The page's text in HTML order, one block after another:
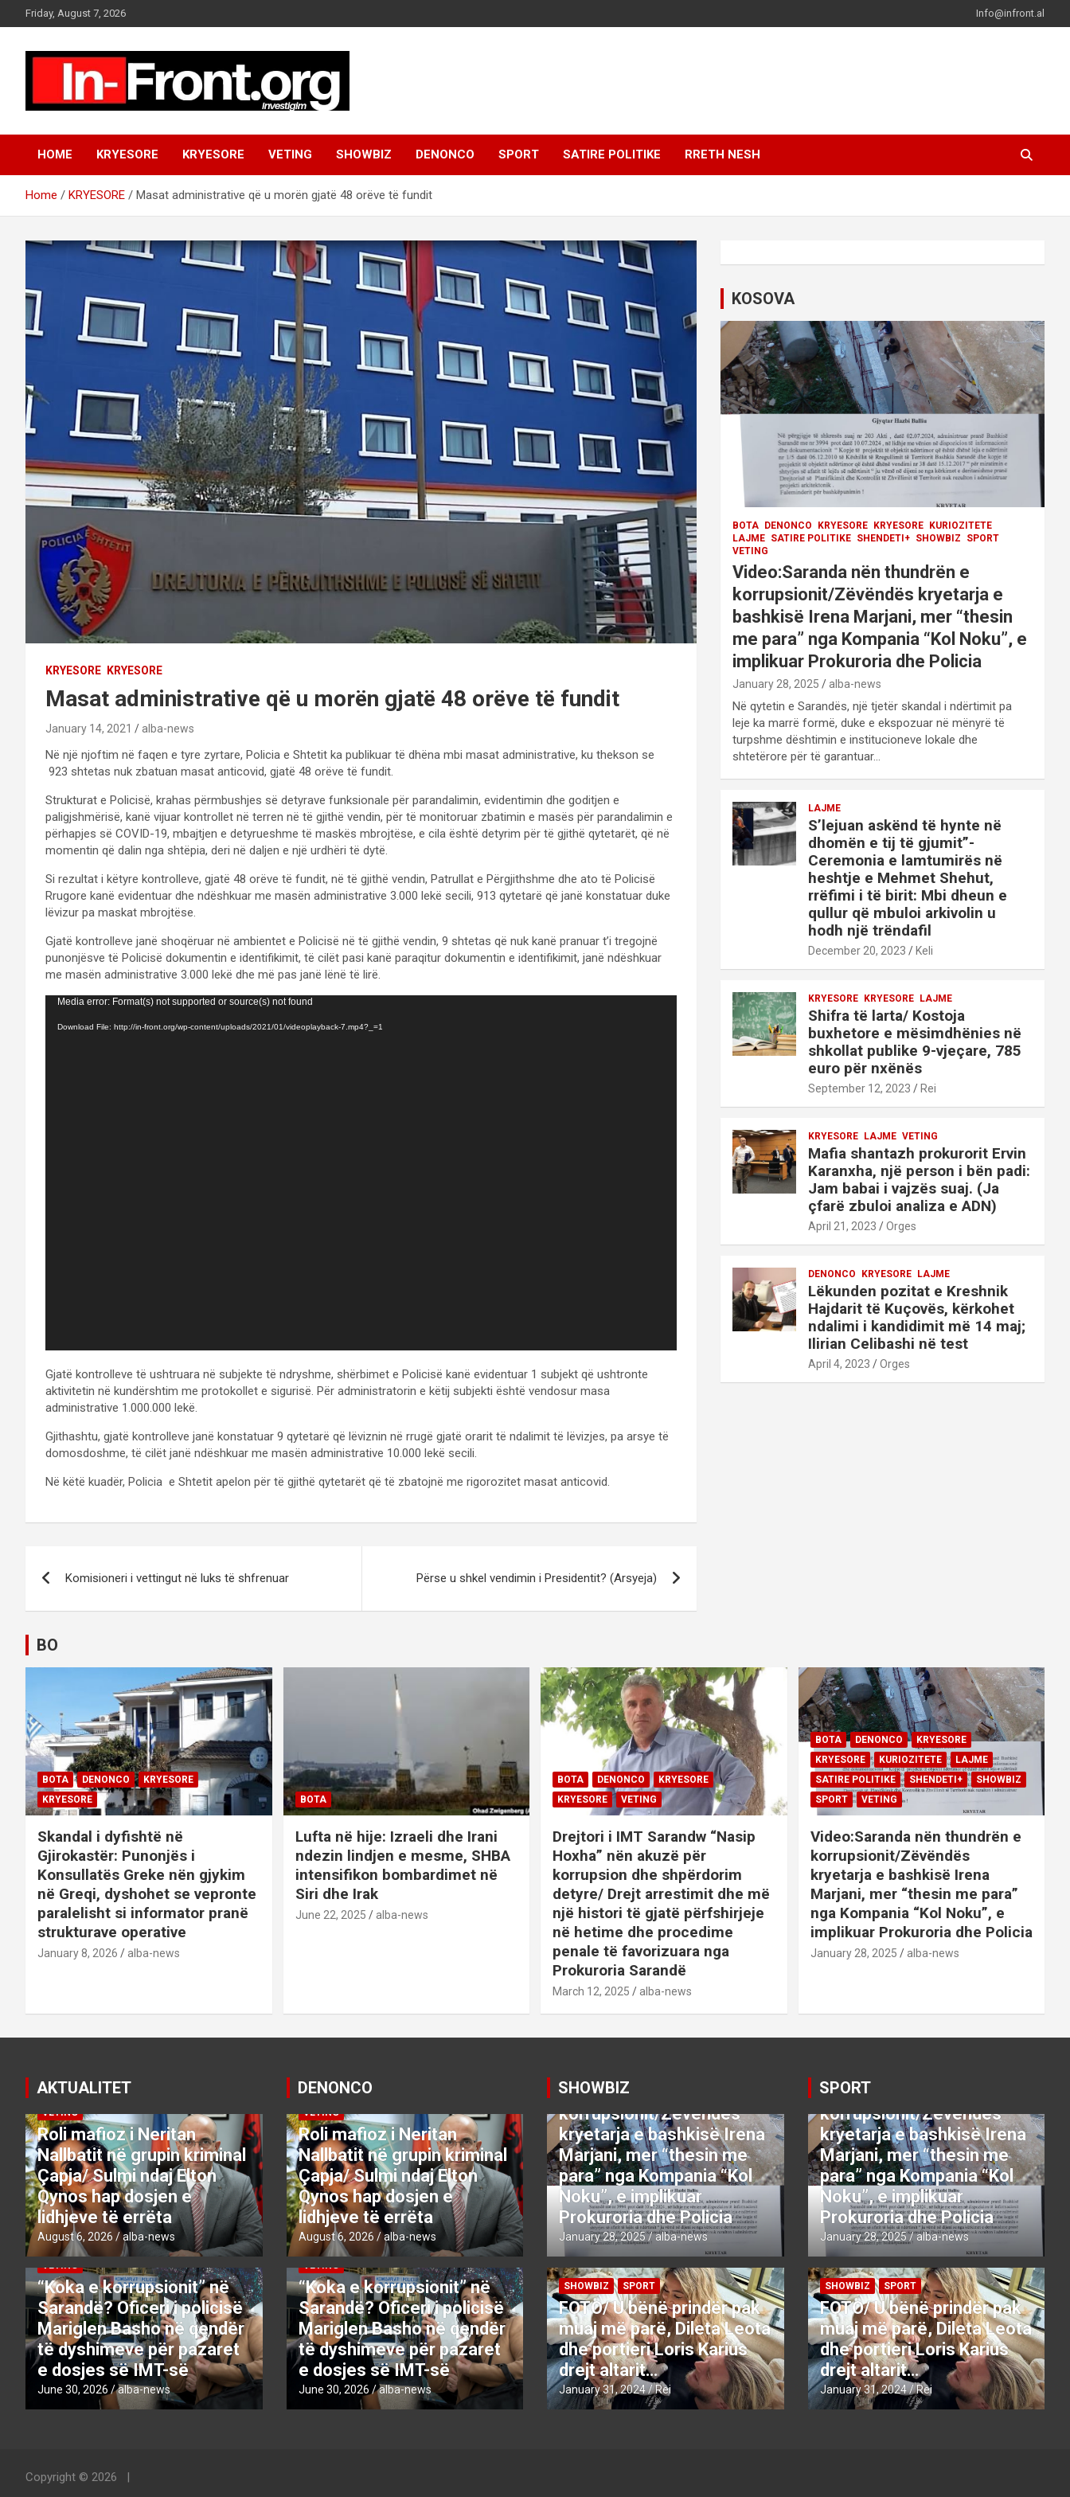
k
e
Friday, August 7, 2026 Info@infront.al
HOME KRYESORE KRYESORE VETING SHOWBIZ DENONCO SPORT SATIRE POLITIKE RRETH NESH
Home KRYESORE Masat administrative që u morën gjatë 48 orëve të fundit
KRYESORE KRYESORE
Masat administrative që u morën gjatë 48 orëve të fundit
January 14, 2021 alba-news
Në një njoftim në faqen e tyre zyrtare, Policia e Shtetit ka publikuar të dhëna mbi masat administrative, ku thekson se
923 shtetas nuk zbatuan masat anticovid, gjatë 48 orëve të fundit.
Strukturat e Policisë, krahas përmbushjes së detyrave funksionale për parandalimin, evidentimin dhe goditjen e
paligjshmërisë, kanë vijuar kontrollet në terren në të gjithë vendin, për të monitoruar zbatimin e masës për parandalimin e
përhapjes së COVID-19, mbajtjen e detyrueshme të maskës mbrojtëse, e cila është detyrim për të gjithë qytetarët, që në
momentin që dalin nga shtëpia, deri në daljen e një urdhëri të dytë.
Si rezultat i këtyre kontrolleve, gjatë 48 orëve të fundit, në të gjithë vendin, Patrullat e Përgjithshme dhe ato të Policisë
Rrugore kanë evidentuar dhe ndëshkuar me masën administrative 3.000 lekë secili, 913 qytetarë që janë konstatuar duke
lëvizur pa maskat mbrojtëse.
Gjatë kontrolleve janë shoqëruar në ambientet e Policisë në të gjithë vendin, 9 shtetas që nuk kanë pranuar t’i tregojnë
punonjësve të Policisë dokumentin e identifikimit, të cilët pasi kanë paraqitur dokumentin e identifikimit, janë ndëshkuar
me masën administrative 3.000 lekë dhe më pas janë lënë të lirë.
Video
Media error: Format(s) not supported or source(s) not found
Download File: http://in-front.org/wp-content/uploads/2021/01/videoplayback-7.mp4?_=1
Gjatë kontrolleve të ushtruara në subjekte të ndryshme, shërbimet e Policisë kanë evidentuar 1 subjekt që ushtronte
aktivitetin në kundërshtim me protokollet e sigurisë. Për administratorin e këtij subjekti është vendosur masa
administrative 1.000.000 lekë.
Gjithashtu, gjatë kontrolleve janë konstatuar 9 qytetarë që lëviznin në rrugë gjatë orarit të ndalimit të lëvizjes, pa arsye të
domosdoshme, të cilët janë ndëshkuar me masën administrative 10.000 lekë secili.
Në këtë kuadër, Policia e Shtetit apelon për të gjithë qytetarët që të zbatojnë me rigorozitet masat anticovid.
s
t
a
v
i
g
a
o
Komisioneri i vettingut në luks të shfrenuar Përse u shkel vendimin i Presidentit? (Arsyeja)
KOSOVA
BOTA DENONCO KRYESORE KRYESORE
KURIOZITETE
LAJME SATIRE POLITIKE SHENDETI+ SHOWBIZ
SPORT
VETING
Video:Saranda nën thundrën e
korrupsionit/Zëvëndës kryetarja e
bashkisë Irena Marjani, mer “thesin
me para” nga Kompania “Kol Noku”, e
implikuar Prokuroria dhe Policia
January 28, 2025 alba-news
Në qytetin e Sarandës, një tjetër skandal i ndërtimit pa
leje ka marrë formë, duke e ekspozuar në mënyrë të
turpshme dështimin e institucioneve lokale dhe
shtetërore për të garantuar…
LAJME
S’lejuan askënd të hynte në
dhomën e tij të gjumit”-
Ceremonia e lamtumirës në
heshtje e Mehmet Shehut,
rrëfimi i të birit: Mbi dheun e
qullur që mbuloi arkivolin u
hodh një trëndafil
December 20, 2023 Keli
KRYESORE KRYESORE LAJME
Shifra të larta/ Kostoja
buxhetore e mësimdhënies në
shkollat publike 9-vjeçare, 785
euro për nxënës
September 12, 2023 Rei
KRYESORE LAJME VETING
Mafia shantazh prokurorit Ervin
Karanxha, një person i bën padi:
Jam babai i vajzës suaj. (Ja
çfarë zbuloi analiza e ADN)
April 21, 2023 Orges
DENONCO KRYESORE LAJME
Lëkunden pozitat e Kreshnik
Hajdarit të Kuçovës, kërkohet
ndalimi i kandidimit më 14 maj;
Ilirian Celibashi në test
April 4, 2023 Orges
BO
BOTA DENONCO
KRYESORE
KRYESORE
Skandal i dyfishtë në
Gjirokastër: Punonjës i
Konsullatës Greke nën gjykim
në Greqi, dyshohet se vepronte
paralelisht si informator pranë
strukturave operative
January 8, 2026 alba-news
BOTA
Lufta në hije: Izraeli dhe Irani
ndezin lindjen e mesme, SHBA
intensifikon bombardimet në
Siri dhe Irak
June 22, 2025 alba-news
BOTA DENONCO
KRYESORE
KRYESORE
VETING
Drejtori i IMT Sarandw “Nasip
Hoxha” nën akuzë për
korrupsion dhe shpërdorim
detyre/ Drejt arrestimit dhe më
një histori të gjatë përfshirjeje
në hetime dhe procedime
penale të favorizuara nga
Prokuroria Sarandë
March 12, 2025 alba-news
BOTA DENONCO
KRYESORE
KRYESORE
KURIOZITETE
LAJME
SATIRE POLITIKE
SHENDETI+
SHOWBIZ
SPORT
VETING
Video:Saranda nën thundrën e
korrupsionit/Zëvëndës
kryetarja e bashkisë Irena
Marjani, mer “thesin me para”
nga Kompania “Kol Noku”, e
implikuar Prokuroria dhe Policia
January 28, 2025 alba-news
AKTUALITET
DENONCO KRYESORE
VETING
Roli mafioz i Neritan
Nallbatit në grupin kriminal
Çapja/ Sulmi ndaj Elton
Qynos hap dosjen e
lidhjeve të errëta
August 6, 2026 alba-news
DENONCO KRYESORE
KRYESORE
VETING
“Koka e korrupsionit” në
Sarandë? Oficeri i policisë
Mariglen Basho në qendër
të dyshimeve për pazaret
e dosjes së IMT-së
June 30, 2026 alba-news
DENONCO
DENONCO KRYESORE
VETING
Roli mafioz i Neritan
Nallbatit në grupin kriminal
Çapja/ Sulmi ndaj Elton
Qynos hap dosjen e
lidhjeve të errëta
August 6, 2026 alba-news
DENONCO KRYESORE
KRYESORE
VETING
“Koka e korrupsionit” në
Sarandë? Oficeri i policisë
Mariglen Basho në qendër
të dyshimeve për pazaret
e dosjes së IMT-së
June 30, 2026 alba-news
SHOWBIZ
BOTA DENONCO
KRYESORE
thundrën e
korrupsionit/Zëvëndës
kryetarja e bashkisë Irena
Marjani, mer “thesin me
para” nga Kompania “Kol
Noku”, e implikuar
Prokuroria dhe Policia
January 28, 2025 alba-news
SHOWBIZ SPORT
FOTO/ U bënë prindër pak
muaj më parë, Dileta Leota
dhe portieri Loris Karius
drejt altarit…
January 31, 2024 Rei
SPORT
thundrën e
korrupsionit/Zëvëndës
kryetarja e bashkisë Irena
Marjani, mer “thesin me
para” nga Kompania “Kol
Noku”, e implikuar
Prokuroria dhe Policia
January 28, 2025 alba-news
SHOWBIZ SPORT
FOTO/ U bënë prindër pak
muaj më parë, Dileta Leota
dhe portieri Loris Karius
drejt altarit…
January 31, 2024 Rei
Copyright © 2026